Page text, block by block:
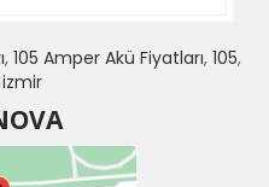
, 105 Amper Akü Fiyatları, 105,